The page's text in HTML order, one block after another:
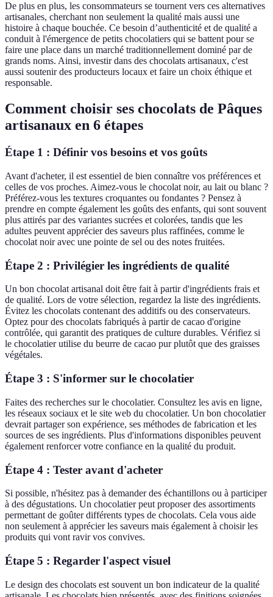
De plus en plus, les consommateurs se tournent vers ces alternatives
artisanales, cherchant non seulement la qualité mais aussi une
histoire à chaque bouchée. Ce besoin d’authenticité et de qualité a
conduit à l'émergence de petits chocolatiers qui se battent pour se
faire une place dans un marché traditionnellement dominé par de
grands noms. Ainsi, investir dans des chocolats artisanaux, c'est
aussi soutenir des producteurs locaux et faire un choix éthique et
responsable.
Comment choisir ses chocolats de Pâques
artisanaux en 6 étapes
Étape 1 : Définir vos besoins et vos goûts
Avant d'acheter, il est essentiel de bien connaître vos préférences et
celles de vos proches. Aimez-vous le chocolat noir, au lait ou blanc ?
Préférez-vous les textures croquantes ou fondantes ? Pensez à
prendre en compte également les goûts des enfants, qui sont souvent
plus attirés par des variantes sucrées et colorées, tandis que les
adultes peuvent apprécier des saveurs plus raffinées, comme le
chocolat noir avec une pointe de sel ou des notes fruitées.
Étape 2 : Privilégier les ingrédients de qualité
Un bon chocolat artisanal doit être fait à partir d'ingrédients frais et
de qualité. Lors de votre sélection, regardez la liste des ingrédients.
Évitez les chocolats contenant des additifs ou des conservateurs.
Optez pour des chocolats fabriqués à partir de cacao d'origine
contrôlée, qui garantit des pratiques de culture durables. Vérifiez si
le chocolatier utilise du beurre de cacao pur plutôt que des graisses
végétales.
Étape 3 : S'informer sur le chocolatier
Faites des recherches sur le chocolatier. Consultez les avis en ligne,
les réseaux sociaux et le site web du chocolatier. Un bon chocolatier
devrait partager son expérience, ses méthodes de fabrication et les
sources de ses ingrédients. Plus d'informations disponibles peuvent
également renforcer votre confiance en la qualité du produit.
Étape 4 : Tester avant d'acheter
Si possible, n'hésitez pas à demander des échantillons ou à participer
à des dégustations. Un chocolatier peut proposer des assortiments
permettant de goûter différents types de chocolats. Cela vous aide
non seulement à apprécier les saveurs mais également à choisir les
produits qui vont ravir vos convives.
Étape 5 : Regarder l'aspect visuel
Le design des chocolats est souvent un bon indicateur de la qualité